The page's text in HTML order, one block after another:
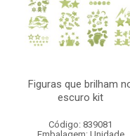
Figuras que brilham
escuro kit
Código: 839081